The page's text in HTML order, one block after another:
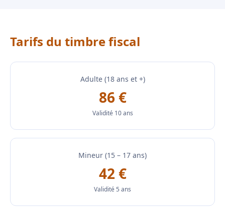
Tarifs du timbre fiscal
Adulte (18 ans et +)
86 €
Validité 10 ans
Mineur (15 – 17 ans)
42 €
Validité 5 ans